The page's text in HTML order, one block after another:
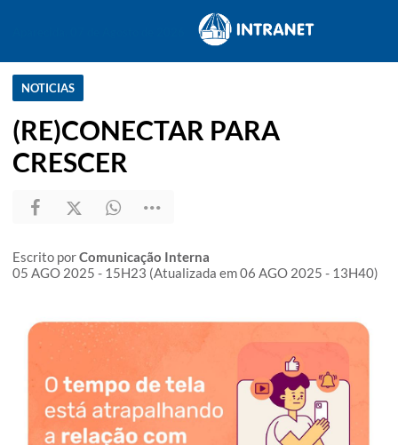
NOTICIAS
(RE)CONECTAR PARA
CRESCER
Escrito porComunicação Interna
05 AGO 2025 - 15H23 (Atualizada em 06 AGO 2025 - 13H40)